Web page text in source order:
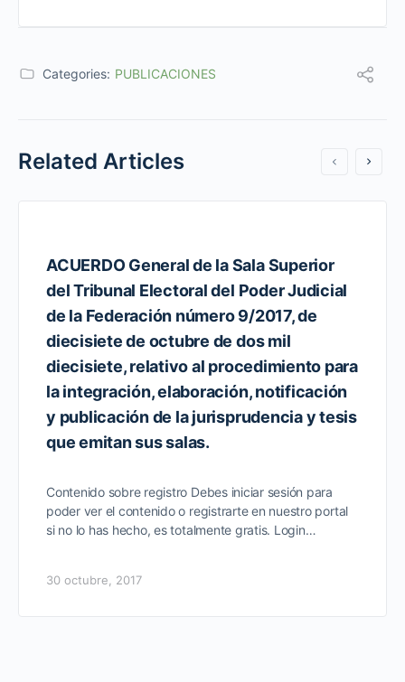
Categories: PUBLICACIONES
Related Articles
ACUERDO General de la Sala Superior
del Tribunal Electoral del Poder Judicial
de la Federación número 9/2017, de
diecisiete de octubre de dos mil
diecisiete, relativo al procedimiento para
la integración, elaboración, notificación
y publicación de la jurisprudencia y tesis
que emitan sus salas.
Contenido sobre registro Debes iniciar sesión para
poder ver el contenido o registrarte en nuestro portal
si no lo has hecho, es totalmente gratis. Login…
30 octubre, 2017